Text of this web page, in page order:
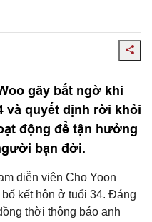
gây bất ngờ khi
và quyết định rời khỏi
động để tận hưởng
bạn đời.
diễn viên Cho Yoon
kết hôn ở tuổi 34. Đáng
thời thông báo anh